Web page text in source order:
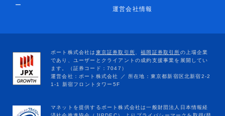
ー
運営会社情報